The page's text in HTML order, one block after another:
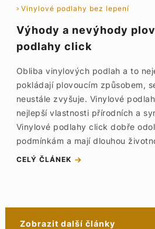
Vinylové podlahy bez lepení
Výhody a nevýhody
podlahy click
Obliba vinylových podlah a to
pokládají plovoucím způsobem,
neustále zvyšuje. Vinylové
nejlepší vlastnosti přírodních a
Vinylové podlahy click dobře
podmínkám a mají dlouhou
CELÝ ČLÁNEK
Zobrazit další články